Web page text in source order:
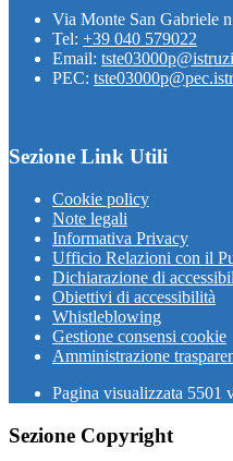
Via Monte San Gabriele
Tel: +39 040 579022
Email:
PEC:
Sezione Link Utili
Cookie policy
Note legali
Informativa Privacy
Ufficio Relazioni con il
Dichiarazione di
Obiettivi di accessibilità
Whistleblowing
Gestione consensi cookie
Amministrazione
Pagina visualizzata 5501
Sezione Copyright